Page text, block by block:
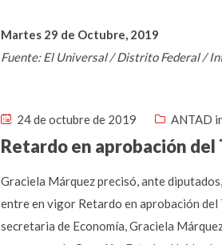
Martes 29 de Octubre, 2019
Fuente: El Universal / Distrito Federal /
24 de octubre de 2019 ANTAD
Retardo en aprobación
Graciela Márquez precisó, ante
entre en vigor Retardo en aprobación del
secretaria de Economía, Graciela